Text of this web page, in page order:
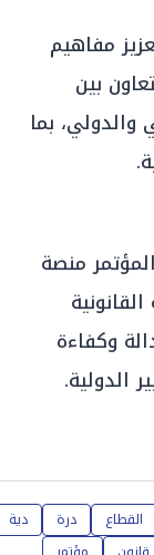
مفاهيم
بين
والدولي، بما
منصة
وكفاءة
الدولية.
القطاع درة
دية